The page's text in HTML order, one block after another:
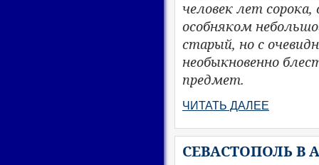
человек лет
особняком
старый, но с
необыкновенно
предмет.
ЧИТАТЬ ДАЛЕЕ
СЕВАСТОПОЛЬ В